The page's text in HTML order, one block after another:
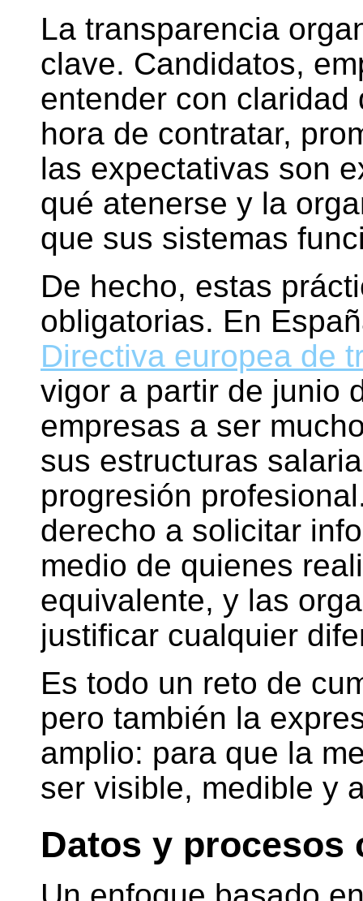
La transparencia
clave. Candidatos,
entender con
hora de contratar,
las expectativas son
qué atenerse y la
que sus sistemas
De hecho, estas
obligatorias. En
Directiva europea de
vigor a partir de junio
empresas a ser
sus estructuras
progresión
derecho a solicitar
medio de quienes
equivalente, y las
justificar cualquier
Es todo un reto de
pero también la
amplio: para que la
ser visible, medible y
Datos y procesos